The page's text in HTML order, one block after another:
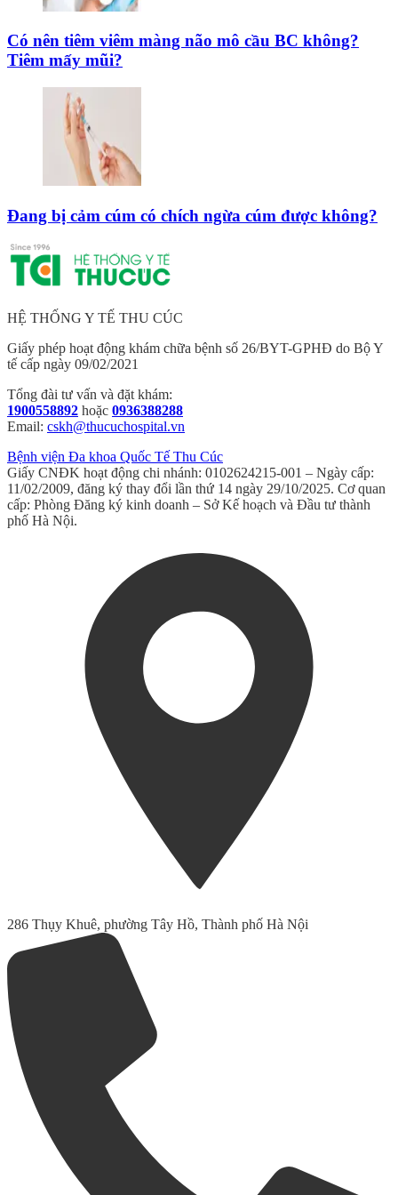
Có nên tiêm viêm màng não mô cầu BC không?
Tiêm mấy mũi?
Đang bị cảm cúm có chích ngừa cúm được không?
HỆ THỐNG Y TẾ THU CÚC
Giấy phép hoạt động khám chữa bệnh số 26/BYT-GPHĐ do Bộ Y
tế cấp ngày 09/02/2021
Tổng đài tư vấn và đặt khám:
1900558892 hoặc 0936388288
Email: cskh@thucuchospital.vn
Bệnh viện Đa khoa Quốc Tế Thu Cúc
Giấy CNĐK hoạt động chi nhánh: 0102624215-001 – Ngày cấp:
11/02/2009, đăng ký thay đổi lần thứ 14 ngày 29/10/2025. Cơ quan
cấp: Phòng Đăng ký kinh doanh – Sở Kế hoạch và Đầu tư thành
phố Hà Nội.
286 Thụy Khuê, phường Tây Hồ, Thành phố Hà Nội